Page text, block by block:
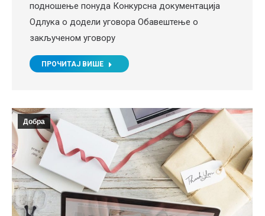
подношење понуда Конкурсна документација
Одлука о додели уговора Обавештење о
закљученом уговору
ПРОЧИТАЈ ВИШЕ
Добра